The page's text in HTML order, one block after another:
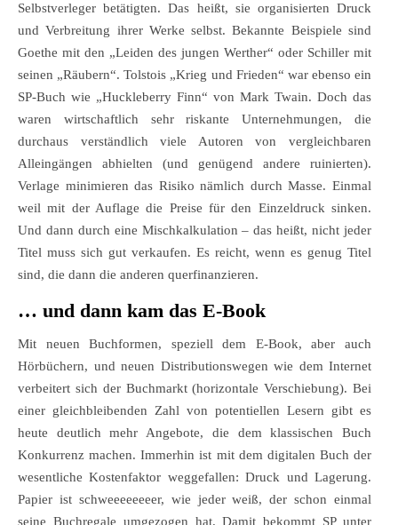
Selbstverleger betätigten. Das heißt, sie organisierten Druck
und Verbreitung ihrer Werke selbst. Bekannte Beispiele sind
Goethe mit den „Leiden des jungen Werther“ oder Schiller mit
seinen „Räubern“. Tolstois „Krieg und Frieden“ war ebenso ein
SP-Buch wie „Huckleberry Finn“ von Mark Twain. Doch das
waren wirtschaftlich sehr riskante Unternehmungen, die
durchaus verständlich viele Autoren von vergleichbaren
Alleingängen abhielten (und genügend andere ruinierten).
Verlage minimieren das Risiko nämlich durch Masse. Einmal
weil mit der Auflage die Preise für den Einzeldruck sinken.
Und dann durch eine Mischkalkulation – das heißt, nicht jeder
Titel muss sich gut verkaufen. Es reicht, wenn es genug Titel
sind, die dann die anderen querfinanzieren.
… und dann kam das E-Book
Mit neuen Buchformen, speziell dem E-Book, aber auch
Hörbüchern, und neuen Distributionswegen wie dem Internet
verbeitert sich der Buchmarkt (horizontale Verschiebung). Bei
einer gleichbleibenden Zahl von potentiellen Lesern gibt es
heute deutlich mehr Angebote, die dem klassischen Buch
Konkurrenz machen. Immerhin ist mit dem digitalen Buch der
wesentliche Kostenfaktor weggefallen: Druck und Lagerung.
Papier ist schweeeeeeeer, wie jeder weiß, der schon einmal
seine Buchregale umgezogen hat. Damit bekommt SP unter